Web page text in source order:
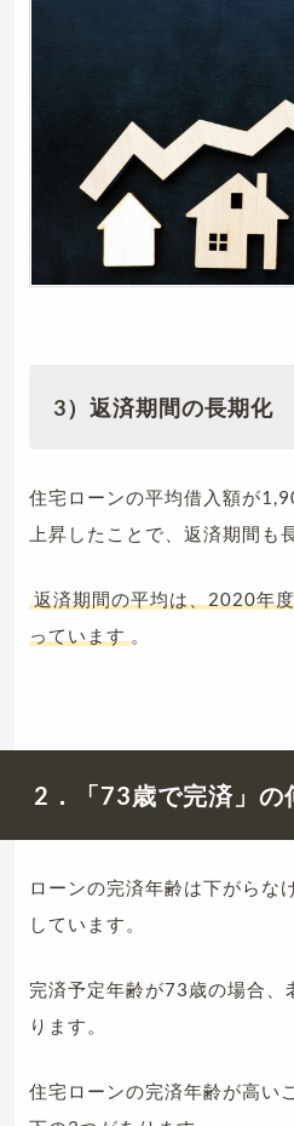
3）返済期間の長期化
住宅ローンの平均借入額が
上昇したことで、返済期間も
返済期間の平均は、2020年
っています 。
2．「73歳で完済」の
ローンの完済年齢は下がらな
しています。
完済予定年齢が73歳の場合、
ります。
住宅ローンの完済年齢が高い